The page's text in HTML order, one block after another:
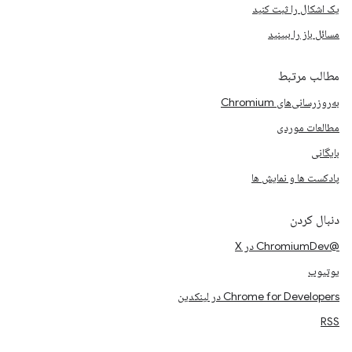
یک اشکال را ثبت کنید
مسائل باز را ببینید
مطالب مرتبط
به‌روزرسانی‌های Chromium
مطالعات موردی
بایگانی
پادکست ها و نمایش ها
دنبال کردن
@ChromiumDev در X
یوتیوب
Chrome for Developers در لینکدین
RSS